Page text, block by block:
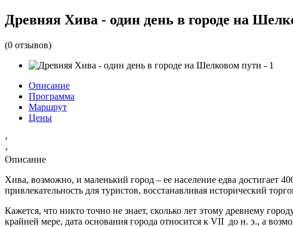
Древняя Хива - один день в городе на
(0 отзывов)
Описание
Программа
Маршрут
Цены
‹
›
Описание
Хива, возможно, и маленький город – ее население едва достигает
привлекательность для туристов, восстанавливая исторический
Кажется, что никто точно не знает, сколько лет этому древнему
крайней мере, дата основания города относится к VII до н. э., а